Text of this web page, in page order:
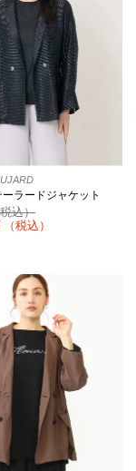
ラードジャケット
込）
（税込）